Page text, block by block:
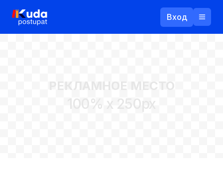
Вход
РЕКЛАМНОЕ МЕСТО
100% x 250px